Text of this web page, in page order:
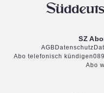
SZ
AGB Datenschutz
Abo telefonisch kündigen
Abo